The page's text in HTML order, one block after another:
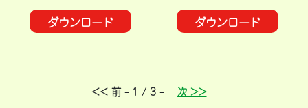
ダウンロード ダウンロード
<< 前 - 1 / 3 - 次 >>